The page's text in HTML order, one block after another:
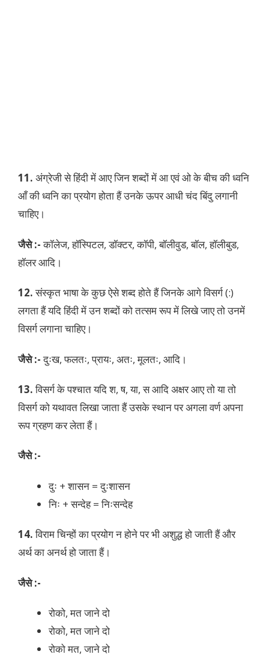
11. अंग्रेजी से हिंदी में आए जिन शब्दों में आ एवं ओ के बीच की ध्वनि
आँ की ध्वनि का प्रयोग होता हैं उनके ऊपर आधी चंद बिंदु लगानी
चाहिए।
जैसे :-कॉलेज, हॉस्पिटल, डॉक्टर, कॉपी, बॉलीवुड, बॉल, हॉलीबुड,
हॉलर आदि।
12.संस्कृत भाषा के कुछ ऐसे शब्द होते हैं जिनके आगे विसर्ग (:)
लगता हैं यदि हिंदी में उन शब्दों को तत्सम रूप में लिखे जाए तो उनमें
विसर्ग लगाना चाहिए।
जैसे :-दुःख, फलतः, प्रायः, अतः, मूलतः, आदि।
13.विसर्ग के पश्चात यदि श, ष, या, स आदि अक्षर आए तो या तो
विसर्ग को यथावत लिखा जाता हैं उसके स्थान पर अगला वर्ण अपना
रूप ग्रहण कर लेता हैं।
जैसे :-
दुः + शासन = दुःशासन
निः + सन्देह = निःसन्देह
14.विराम चिन्हों का प्रयोग न होने पर भी अशुद्ध हो जाती हैं और
अर्थ का अनर्थ हो जाता हैं।
जैसे :-
रोको, मत जाने दो
रोको, मत जाने दो
रोको मत, जाने दो